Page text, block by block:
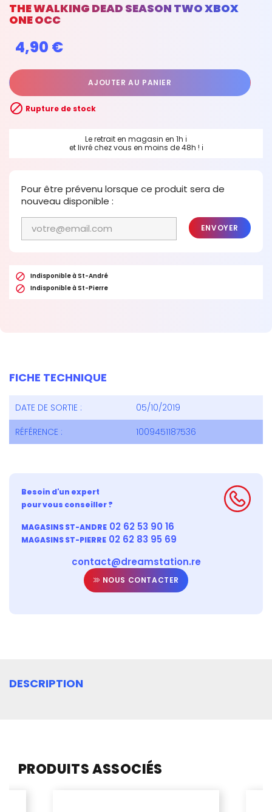
THE WALKING DEAD SEASON TWO XBOX
ONE OCC
4,90 €
AJOUTER AU PANIER
 Rupture de stock
Le retrait en magasin en 1h ℹ
et livré chez vous en moins de 48h ! ℹ
Pour être prévenu lorsque ce produit sera de
nouveau disponible :
ENVOYER
 Indisponible à St-André
 Indisponible à St-Pierre
FICHE TECHNIQUE
DATE DE SORTIE :
05/10/2019
RÉFÉRENCE :
1009451187536
Besoin d'un expert
pour vous conseiller ?
MAGASINS ST-ANDRE 02 62 53 90 16
MAGASINS ST-PIERRE 02 62 83 95 69
contact@dreamstation.re
NOUS CONTACTER
DESCRIPTION
PRODUITS ASSOCIÉS